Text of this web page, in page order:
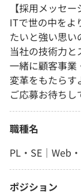
【採用メッセー
ITで世の中をよ
たいと強い思い
当社の技術力
一緒に顧客事業
変革をもたらす
ご応募お待ちし
職種名
PL・SE｜Web
ポジション